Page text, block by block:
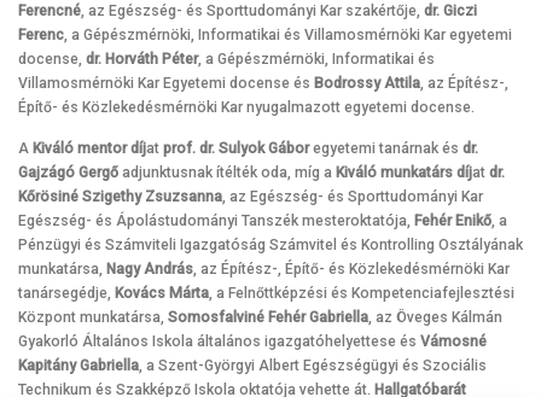
Ferencné, az Egészség- és Sporttudományi Kar szakértője, dr. Giczi
Ferenc, a Gépészmérnöki, Informatikai és Villamosmérnöki Kar egyetemi
docense, dr. Horváth Péter, a Gépészmérnöki, Informatikai és
Villamosmérnöki Kar Egyetemi docense és Bodrossy Attila, az Építész-,
Építő- és Közlekedésmérnöki Kar nyugalmazott egyetemi docense.
A Kiváló mentor díjat prof. dr. Sulyok Gáboregyetemi tanárnak és dr.
Gajzágó Gergő adjunktusnak ítélték oda, míg a Kiváló munkatárs díjat dr.
Kőrösiné Szigethy Zsuzsanna , az Egészség- és Sporttudományi Kar
Egészség- és Ápolástudományi Tanszék mesteroktatója, Fehér Enikő , a
Pénzügyi és Számviteli Igazgatóság Számvitel és Kontrolling Osztályának
munkatársa, Nagy András , az Építész-, Építő- és Közlekedésmérnöki Kar
tanársegédje, Kovács Márta , a Felnőttképzési és Kompetenciafejlesztési
Központ munkatársa, Somosfalviné Fehér Gabriella , az Öveges Kálmán
Gyakorló Általános Iskola általános igazgatóhelyettese és Vámosné
Kapitány Gabriella , a Szent-Györgyi Albert Egészségügyi és Szociális
Technikum és Szakképző Iskola oktatója vehette át. Hallgatóbarát